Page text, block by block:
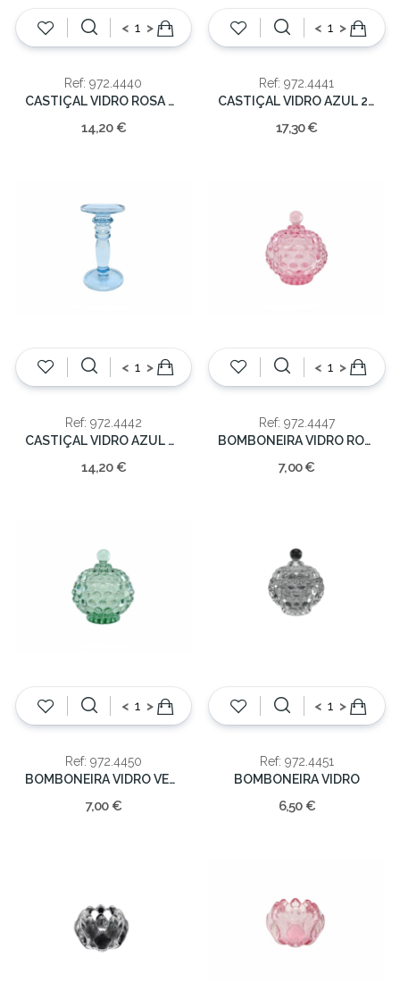
< >
Ref: 972.4440
CASTIÇAL VIDRO ROSA CLARO 20X10X10
14,20 €
< >
Ref: 972.4441
CASTIÇAL VIDRO AZUL 24.5CM
17,30 €
< >
Ref: 972.4442
CASTIÇAL VIDRO AZUL CLARO 22X11X11
14,20 €
< >
Ref: 972.4447
BOMBONEIRA VIDRO ROSA CLARO
7,00 €
< >
Ref: 972.4450
BOMBONEIRA VIDRO VERDE 10.5CM
7,00 €
< >
Ref: 972.4451
BOMBONEIRA VIDRO
6,50 €